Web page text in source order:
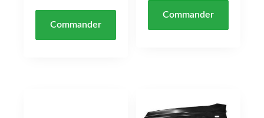
Commander
Commander